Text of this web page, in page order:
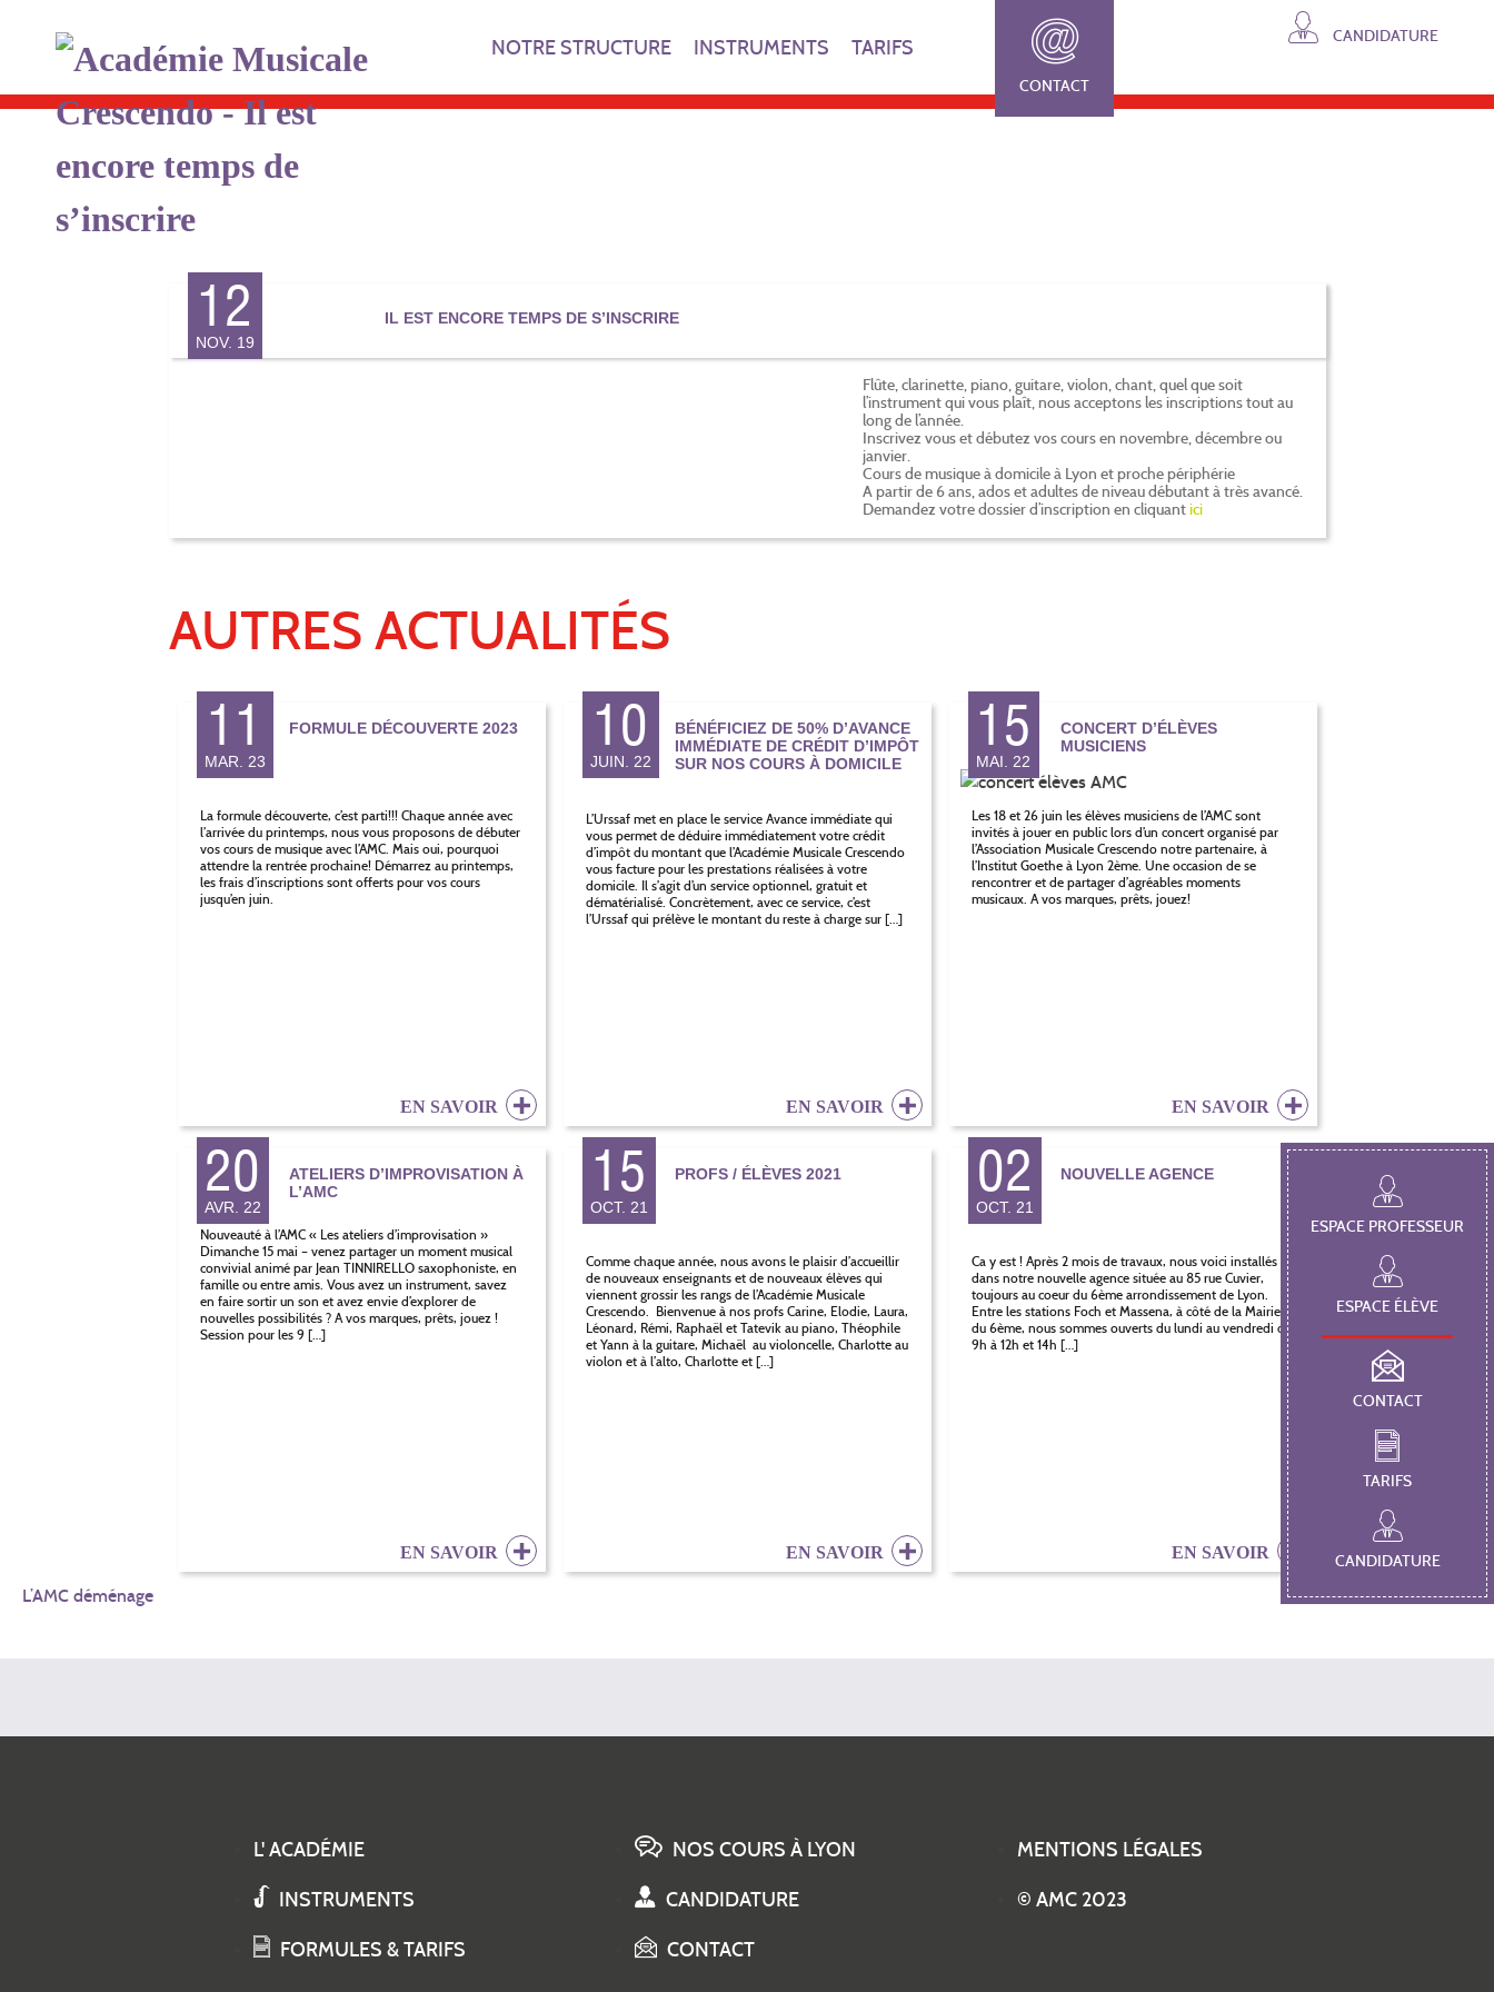
ESPACE PROFESSEUR
ESPACE ÉLÈVE
CONTACT
TARIFS
CANDIDATURE
NOTRE STRUCTURE INSTRUMENTS TARIFS
CONTACT
CANDIDATURE
12
NOV. 19
IL EST ENCORE TEMPS DE S’INSCRIRE
Flûte, clarinette, piano, guitare, violon, chant, quel que soit
l’instrument qui vous plaît, nous acceptons les inscriptions tout au
long de l’année.
Inscrivez vous et débutez vos cours en novembre, décembre ou
janvier.
Cours de musique à domicile à Lyon et proche périphérie
A partir de 6 ans, ados et adultes de niveau débutant à très avancé.
Demandez votre dossier d’inscription en cliquantici
AUTRES ACTUALITÉS
11
MAR. 23
FORMULE DÉCOUVERTE 2023
La formule découverte, c’est parti!!! Chaque année avec
l’arrivée du printemps, nous vous proposons de débuter
vos cours de musique avec l’AMC. Mais oui, pourquoi
attendre la rentrée prochaine! Démarrez au printemps,
les frais d’inscriptions sont offerts pour vos cours
jusqu’en juin.
EN SAVOIR
10
JUIN. 22
BÉNÉFICIEZ DE 50% D’AVANCE
IMMÉDIATE DE CRÉDIT D’IMPÔT
SUR NOS COURS À DOMICILE
L’Urssaf met en place le service Avance immédiate qui
vous permet de déduire immédiatement votre crédit
d’impôt du montant que l’Académie Musicale Crescendo
vous facture pour les prestations réalisées à votre
domicile. Il s’agit d’un service optionnel, gratuit et
dématérialisé. Concrètement, avec ce service, c’est
l’Urssaf qui prélève le montant du reste à charge sur […]
EN SAVOIR
15
MAI. 22
CONCERT D’ÉLÈVES
MUSICIENS
Les 18 et 26 juin les élèves musiciens de l’AMC sont
invités à jouer en public lors d’un concert organisé par
l’Association Musicale Crescendo notre partenaire, à
l’Institut Goethe à Lyon 2ème. Une occasion de se
rencontrer et de partager d’agréables moments
musicaux. A vos marques, prêts, jouez!
EN SAVOIR
20
AVR. 22
ATELIERS D’IMPROVISATION À
L’AMC
Nouveauté à l’AMC « Les ateliers d’improvisation »
Dimanche 15 mai – venez partager un moment musical
convivial animé par Jean TINNIRELLO saxophoniste, en
famille ou entre amis. Vous avez un instrument, savez
en faire sortir un son et avez envie d’explorer de
nouvelles possibilités ? A vos marques, prêts, jouez !
Session pour les 9 […]
EN SAVOIR
15
OCT. 21
PROFS / ÉLÈVES 2021
Comme chaque année, nous avons le plaisir d’accueillir
de nouveaux enseignants et de nouveaux élèves qui
viennent grossir les rangs de l’Académie Musicale
Crescendo. Bienvenue à nos profs Carine, Elodie, Laura,
Léonard, Rémi, Raphaël et Tatevik au piano, Théophile
et Yann à la guitare, Michaël au violoncelle, Charlotte au
violon et à l’alto, Charlotte et […]
EN SAVOIR
02
OCT. 21
NOUVELLE AGENCE
Ca y est ! Après 2 mois de travaux, nous voici installés
dans notre nouvelle agence située au 85 rue Cuvier,
toujours au coeur du 6ème arrondissement de Lyon.
Entre les stations Foch et Massena, à côté de la Mairie
du 6ème, nous sommes ouverts du lundi au vendredi de
9h à 12h et 14h […]
EN SAVOIR
NAVIGATION
L’AMC déménage Profs / élèves 2021
L' ACADÉMIE
INSTRUMENTS
FORMULES & TARIFS
NOS COURS À LYON
CANDIDATURE
CONTACT
MENTIONS LÉGALES
© AMC 2023